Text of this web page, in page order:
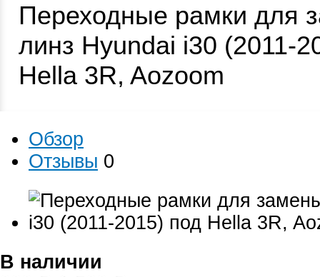
Переходные рамки для
линз Hyundai i30 (2011-
Hella 3R, Aozoom
Обзор
Отзывы 0
В наличии